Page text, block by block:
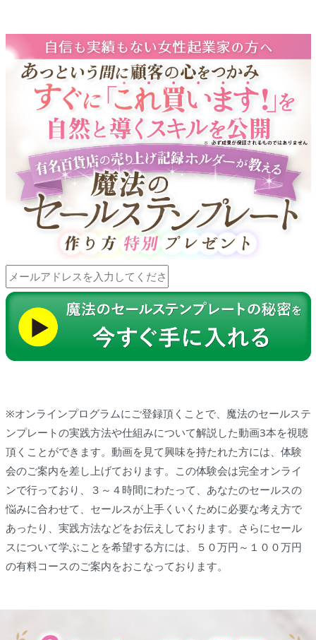
※オンラインプログラムにご登録頂くことで、魔法のセールステ
ンプレートの実践方法や仕組みについて解説した動画3本を視聴
頂くことができます。動画を見て興味を持たれた方には、体験
会のご案内を差し上げております。この体験会は完全オンライ
ンで行っており、３～４時間にわたって、あなたのセールスの
悩みに合わせて、セールスが上手くいくために必要な考え方で
あったり、実践方法などをお伝えしております。さらにセール
スについて学ぶことを希望する方には、５０万円～１００万円
の有料コースのご案内をおこなっております。